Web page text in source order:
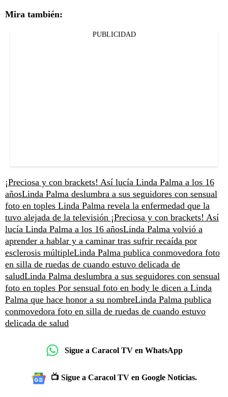
Mira también:
PUBLICIDAD
¡Preciosa y con brackets! Así lucía Linda Palma a los 16
añosLinda Palma deslumbra a sus seguidores con sensual
foto en toples Linda Palma revela la enfermedad que la
tuvo alejada de la televisión ¡Preciosa y con brackets! Así
lucía Linda Palma a los 16 añosLinda Palma volvió a
aprender a hablar y a caminar tras sufrir recaída por
esclerosis múltipleLinda Palma publica conmovedora foto
en silla de ruedas de cuando estuvo delicada de
saludLinda Palma deslumbra a sus seguidores con sensual
foto en toples Por sensual foto en body le dicen a Linda
Palma que hace honor a su nombreLinda Palma publica
conmovedora foto en silla de ruedas de cuando estuvo
delicada de salud
Sigue a Caracol TV en WhatsApp
📺 Sigue a Caracol TV en Google Noticias.